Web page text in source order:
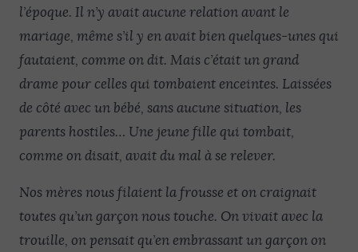
l’époque. Il n’y avait aucune relation avant le
mariage, même s’il y en avait bien quelques-unes qui
fautaient, comme on dit. Mais c’était un grand
drame pour celles qui tombaient enceintes. Laissées
de côté avec un bébé, sans aucune situation, les
parents hostiles… Une jeune fille qui tombait,
comme on disait, avait du mal à se relever.
Nos mères nous filaient la frousse et on craignait
toutes qu’un garçon nous touche. On vivait avec la
trouille, on pensait qu’en embrassant un garçon on